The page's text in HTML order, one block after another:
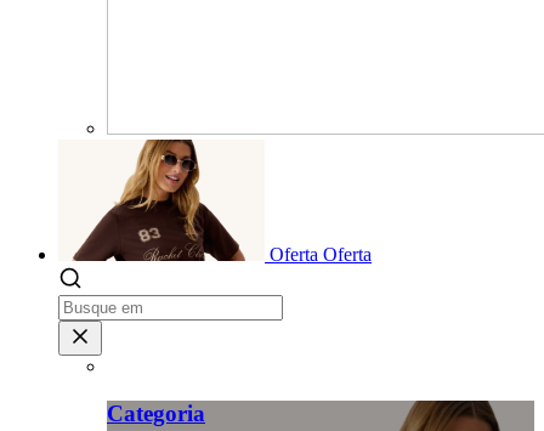
Oferta Oferta
Categoria